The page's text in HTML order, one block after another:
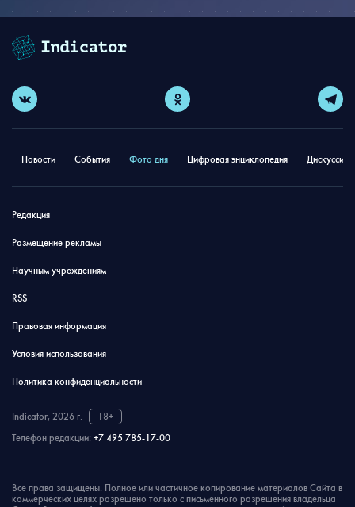
Новости События Фото дня Цифровая энциклопедия
Редакция
Размещение рекламы
Научным учреждениям
RSS
Правовая информация
Условия использования
Политика конфиденциальности
Indicator, 2026 г.
18+
Телефон редакции: +7 495 785-17-00
Все права защищены. Полное или частичное копирование материалов Сайта в
коммерческих целях разрешено только с письменного разрешения владельца